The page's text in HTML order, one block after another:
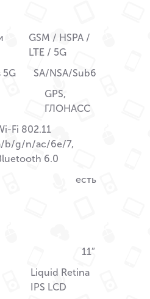
GSM / HSPA /
LTE / 5G
5G
SA/NSA/Sub6
GPS,
ГЛОНАСС
Fi 802.11
b/g/n/ac/6e/7,
6.0
есть
11″
Liquid Retina
IPS LCD